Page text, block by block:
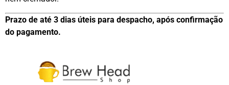
Prazo de até 3 dias úteis para despacho, após confirmação
do pagamento.